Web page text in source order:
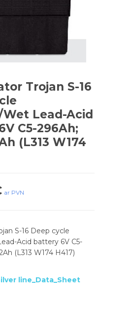
Trojan S-16
Lead-Acid
C5-296Ah;
(L313 W174
ar PVN
S-16 Deep cycle
Acid battery 6V C5-
(L313 W174 H417)
line_Data_Sheet